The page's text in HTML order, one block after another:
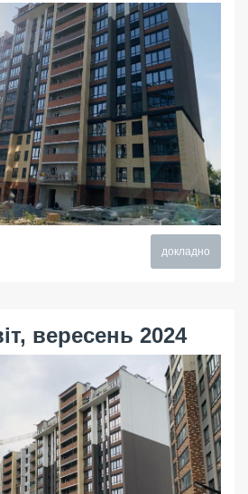
докладно
вересень 2024